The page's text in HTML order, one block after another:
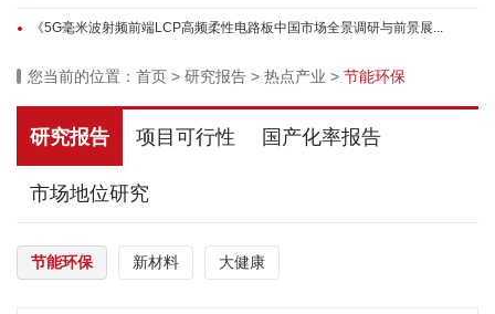
《5G毫米波射频前端LCP高频柔性电路板中国市场全景调研与前景展...
您当前的位置： 首页 > 研究报告 > 热点产业 > 节能环保
研究报告 项目可行性 国产化率报告
市场地位研究
节能环保 新材料 大健康